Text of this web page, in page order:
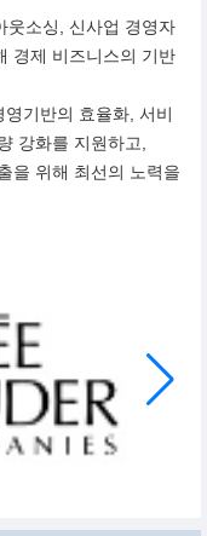
웃소싱, 신사업 경영자
경제 비즈니스의 기반
기반의 효율화, 서비
강화를 지원하고,
을 위해 최선의 노력을